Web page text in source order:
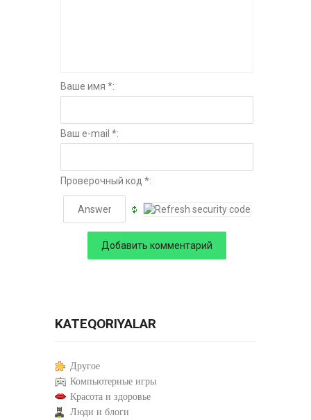
Ваше имя *:
Ваш e-mail *:
Проверочный код *:
KATEQORIYALAR
Другое
Компьютерные игры
Красота и здоровье
Люди и блоги